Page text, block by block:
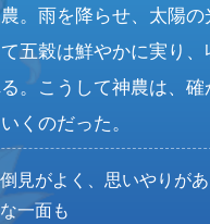
。雨を降らせ、太陽
五穀は鮮やかに実り
。こうして神農は、
くのだった。
見がよく、思いやりが
一面も